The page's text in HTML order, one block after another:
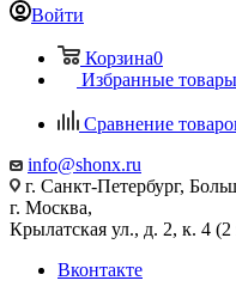
Войти
Корзина0
Избранные товары
Сравнение
info@shonx.ru
г. Санкт-Петербург,
г. Москва,
Крылатская ул., д. 2, к. 4 (2
Вконтакте